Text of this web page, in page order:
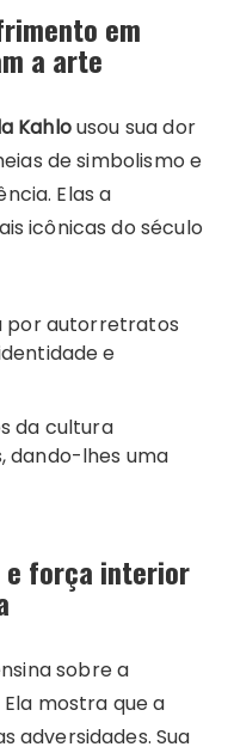
em
a arte
Kahlousou sua dor
de simbolismo e
Elas a
icônicas do século
autorretratos
e
da cultura
dando-lhes uma
e força interior
sobre a
mostra que a
adversidades. Sua